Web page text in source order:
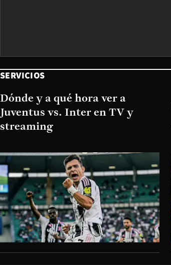
SERVICIOS
Dónde y a qué hora ver a
Juventus vs. Inter en TV y
streaming